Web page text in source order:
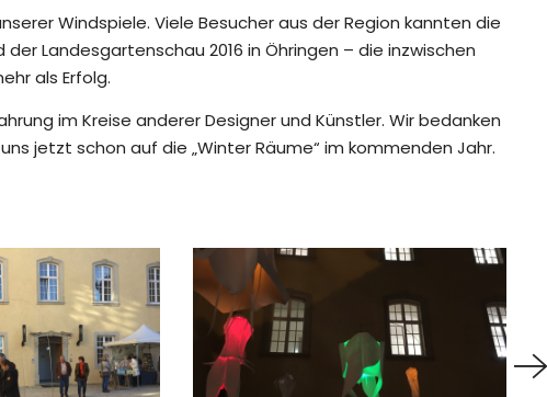
Windspiele. Viele Besucher aus der Region kannten die
Landesgartenschau 2016 in Öhringen – die inzwischen
als Erfolg.
im Kreise anderer Designer und Künstler. Wir bedanken
jetzt schon auf die „Winter Räume“ im kommenden Jahr.